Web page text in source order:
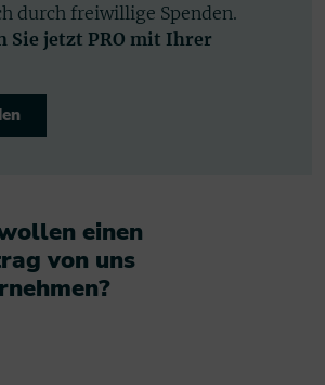
durch freiwillige Spenden.
Sie jetzt PRO mit Ihrer
einen
von uns